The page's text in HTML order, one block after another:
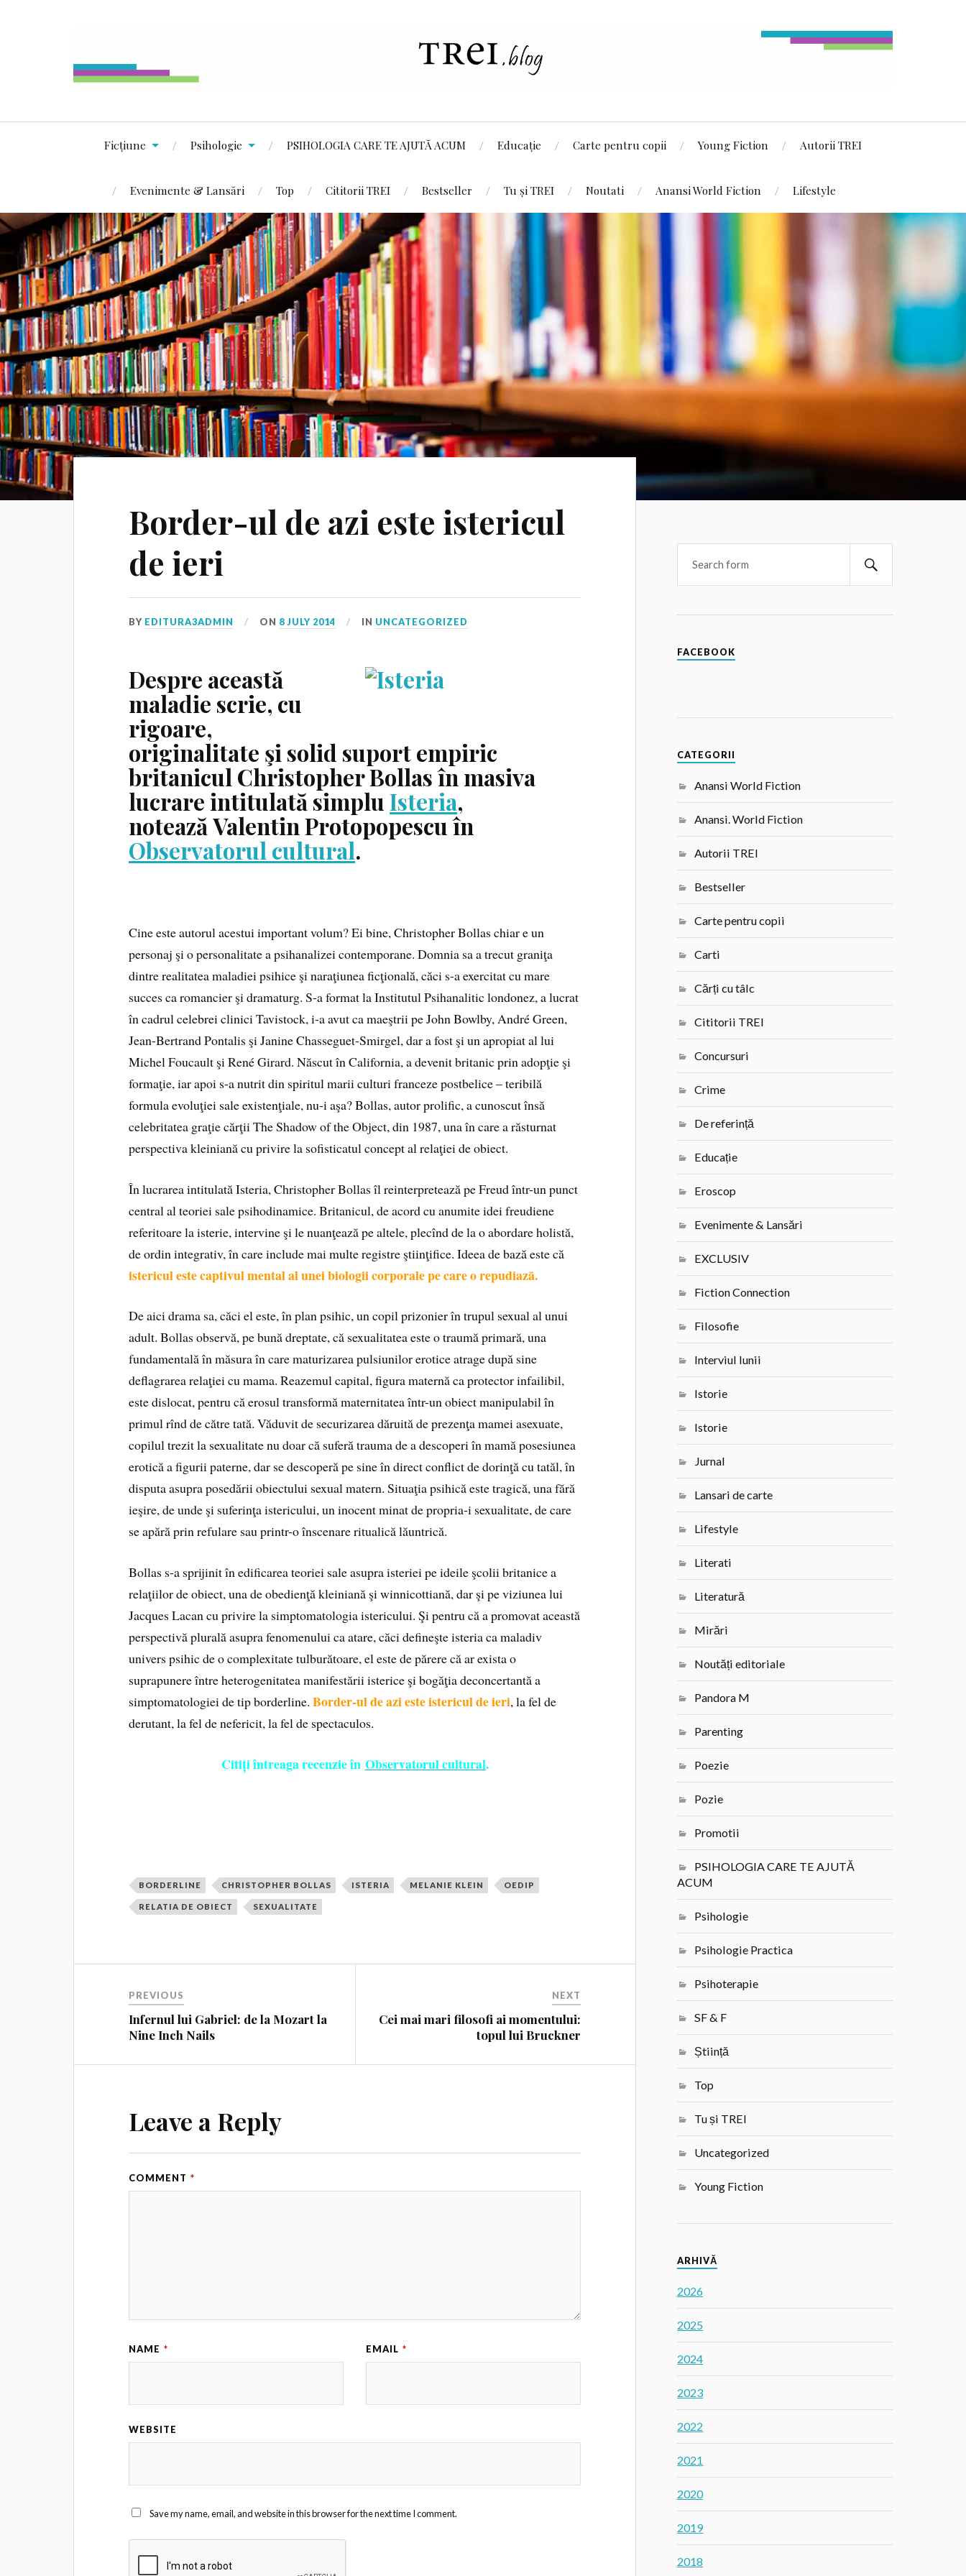
Ficțiune Psihologie PSIHOLOGIA CARE TE AJUTĂ ACUM Educație Carte pentru copii Young Fiction Autorii TREI
Evenimente & Lansări Top Cititorii TREI Bestseller Tu și TREI Noutati Anansi World Fiction Lifestyle
Border-ul de azi este istericul
de ieri
BY EDITURA3ADMIN ON 8 JULY 2014 IN UNCATEGORIZED
Despre această
maladie scrie, cu
rigoare,
originalitate şi solid suport empiric
britanicul Christopher Bollas în masiva
lucrare intitulată simpluIsteria,
notează Valentin Protopopescu în
Observatorul cultural.
Cine este autorul acestui important volum? Ei bine, Christopher Bollas chiar e un
personaj şi o personalitate a psihanalizei contemporane. Domnia sa a trecut graniţa
dintre realitatea maladiei psihice şi naraţiunea ficţională, căci s-a exercitat cu mare
succes ca romancier şi dramaturg. S-a format la Institutul Psihanalitic londonez, a lucrat
în cadrul celebrei clinici Tavistock, i-a avut ca maeştrii pe John Bowlby, André Green,
Jean-Bertrand Pontalis şi Janine Chasseguet-Smirgel, dar a fost şi un apropiat al lui
Michel Foucault şi René Girard. Născut în California, a devenit britanic prin adopţie şi
formaţie, iar apoi s-a nutrit din spiritul marii culturi franceze postbelice – teribilă
formula evoluţiei sale existenţiale, nu-i aşa? Bollas, autor prolific, a cunoscut însă
celebritatea graţie cărţii The Shadow of the Object, din 1987, una în care a răsturnat
perspectiva kleiniană cu privire la sofisticatul concept al relaţiei de obiect.
În lucrarea intitulată Isteria, Christopher Bollas îl reinterpretează pe Freud într-un punct
central al teoriei sale psihodinamice. Britanicul, de acord cu anumite idei freudiene
referitoare la isterie, intervine şi le nuanţează pe altele, plecînd de la o abordare holistă,
de ordin integrativ, în care include mai multe registre ştiinţifice. Ideea de bază este că
istericul este captivul mental al unei biologii corporale pe care o repudiază.
De aici drama sa, căci el este, în plan psihic, un copil prizonier în trupul sexual al unui
adult. Bollas observă, pe bună dreptate, că sexualitatea este o traumă primară, una
fundamentală în măsura în care maturizarea pulsiunilor erotice atrage după sine
deflagrarea relaţiei cu mama. Reazemul capital, figura maternă ca protector infailibil,
este dislocat, pentru că erosul transformă maternitatea într-un obiect manipulabil în
primul rînd de către tată. Văduvit de securizarea dăruită de prezenţa mamei asexuate,
copilul trezit la sexualitate nu doar că suferă trauma de a descoperi în mamă posesiunea
erotică a figurii paterne, dar se descoperă pe sine în direct conflict de dorinţă cu tatăl, în
disputa asupra posedării obiectului sexual matern. Situaţia psihică este tragică, una fără
ieşire, de unde şi suferinţa istericului, un inocent minat de propria-i sexualitate, de care
se apără prin refulare sau printr-o înscenare ritualică lăuntrică.
Bollas s-a sprijinit în edificarea teoriei sale asupra isteriei pe ideile şcolii britanice a
relaţiilor de obiect, una de obedienţă kleiniană şi winnicottiană, dar şi pe viziunea lui
Jacques Lacan cu privire la simptomatologia istericului. Şi pentru că a promovat această
perspectivă plurală asupra fenomenului ca atare, căci defineşte isteria ca maladiv
univers psihic de o complexitate tulburătoare, el este de părere că ar exista o
suprapunere între heterogenitatea manifestării isterice şi bogăţia deconcertantă a
simptomatologiei de tip borderline.Border-ul de azi este istericul de ieri, la fel de
derutant, la fel de nefericit, la fel de spectaculos.
Citiți întreaga recenzie în Observatorul cultural.
BORDERLINE CHRISTOPHER BOLLAS ISTERIA MELANIE KLEIN OEDIP
RELATIA DE OBIECT SEXUALITATE
PREVIOUS
Infernul lui Gabriel: de la Mozart la
Nine Inch Nails
NEXT
Cei mai mari filosofi ai momentului:
topul lui Bruckner
Leave a Reply
COMMENT *
NAME * EMAIL *
WEBSITE
Save my name, email, and website in this browser for the next time I comment.
FACEBOOK
CATEGORII
Anansi World Fiction
Anansi. World Fiction
Autorii TREI
Bestseller
Carte pentru copii
Carti
Cărți cu tâlc
Cititorii TREI
Concursuri
Crime
De referință
Educație
Eroscop
Evenimente & Lansări
EXCLUSIV
Fiction Connection
Filosofie
Interviul lunii
Istorie
Istorie
Jurnal
Lansari de carte
Lifestyle
Literati
Literatură
Mirări
Noutăți editoriale
Pandora M
Parenting
Poezie
Pozie
Promotii
PSIHOLOGIA CARE TE AJUTĂ
ACUM
Psihologie
Psihologie Practica
Psihoterapie
SF & F
Știință
Top
Tu și TREI
Uncategorized
Young Fiction
ARHIVĂ
2026
2025
2024
2023
2022
2021
2020
2019
2018